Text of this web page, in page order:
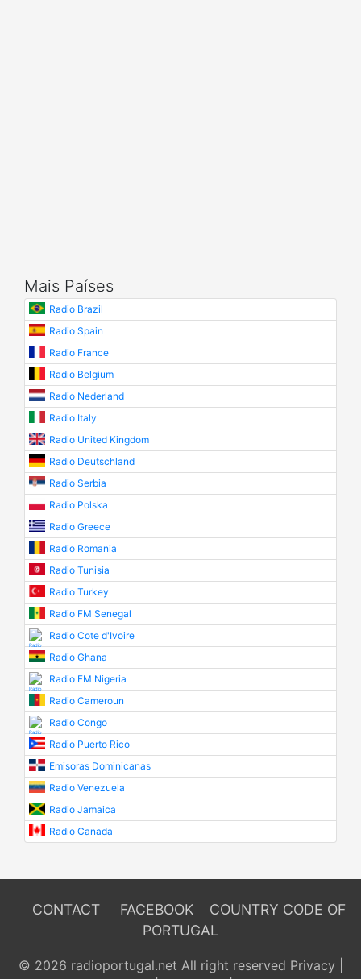
Mais Países
Radio Brazil
Radio Spain
Radio France
Radio Belgium
Radio Nederland
Radio Italy
Radio United Kingdom
Radio Deutschland
Radio Serbia
Radio Polska
Radio Greece
Radio Romania
Radio Tunisia
Radio Turkey
Radio FM Senegal
Radio Cote d'Ivoire
Radio Ghana
Radio FM Nigeria
Radio Cameroun
Radio Congo
Radio Puerto Rico
Emisoras Dominicanas
Radio Venezuela
Radio Jamaica
Radio Canada
CONTACT FACEBOOK
COUNTRY CODE OF
PORTUGAL
© 2026 radioportugal.net All right reserved Privacy